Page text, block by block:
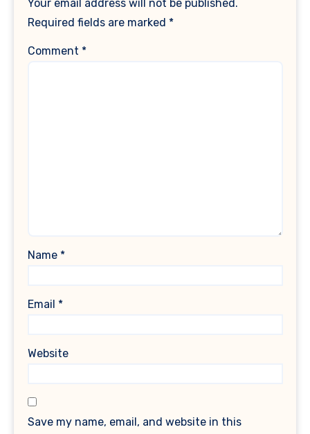
Your email address will not be published.
Required fields are marked *
Comment *
Name *
Email *
Website
Save my name, email, and website in this